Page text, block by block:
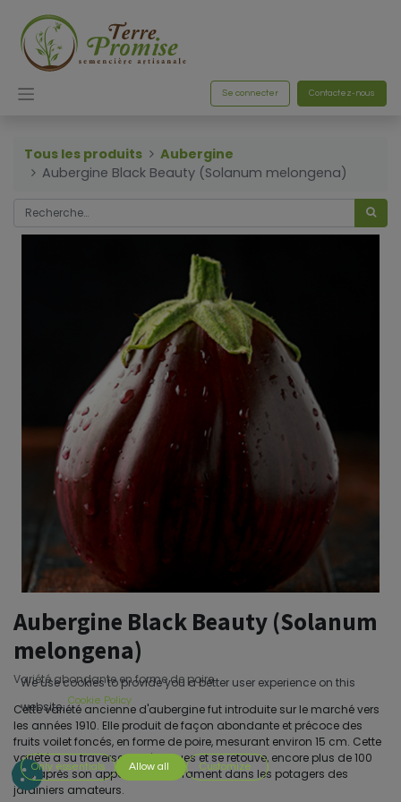
Se connecter Contactez-nous
Tous les produits
Aubergine
Aubergine Black Beauty (Solanum melongena)
Aubergine Black Beauty (Solanum
melongena)
Variété abondante en forme de poire.
Cette variété ancienne d'aubergine fut introduite sur le marché vers
les années 1910. Elle produit de façon abondante et précoce des
fruits voilet foncés, en forme de poire, mesurant environ 15 cm. Cette
variété a su traverser les époques et se retouve, encore plus de 100
ans après son apparition, courrament dans les potagers des
jardiniers amateurs.
We use cookies to provide you a better user experience on this
website. Cookie Policy
Only essentials Allow all Customize